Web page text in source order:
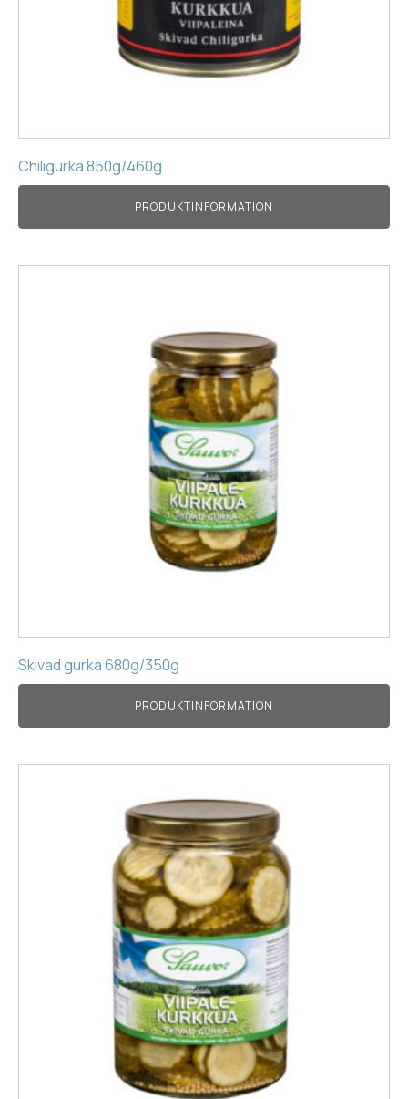
Chiligurka 850g/460g
PRODUKTINFORMATION
Skivad gurka 680g/350g
PRODUKTINFORMATION